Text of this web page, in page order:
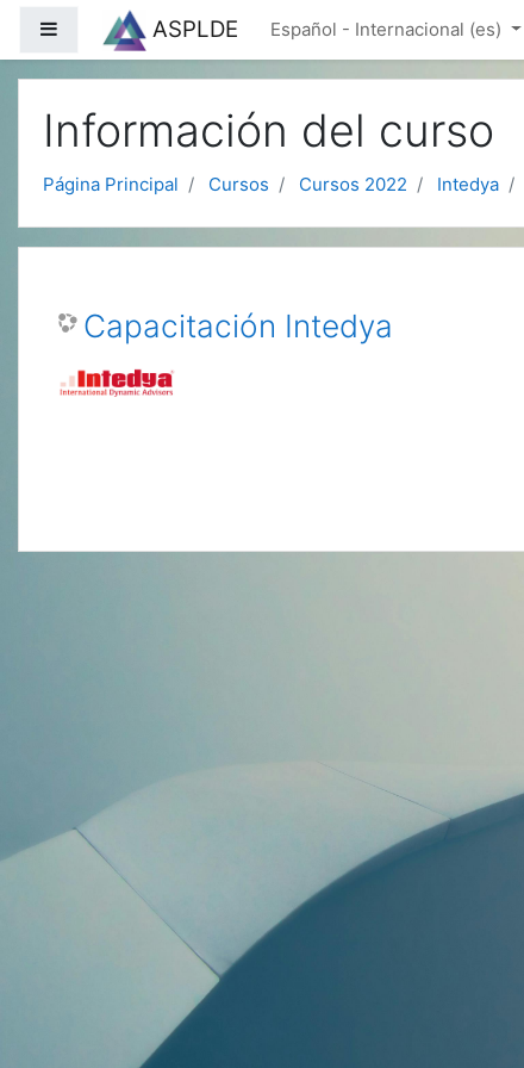
Salta al contenido principal
Panel lateralASPLDE Español - Internacional ‎(es)‎
Información del curso
Página Principal Cursos Cursos 2022 Intedya
Capacitación Intedya